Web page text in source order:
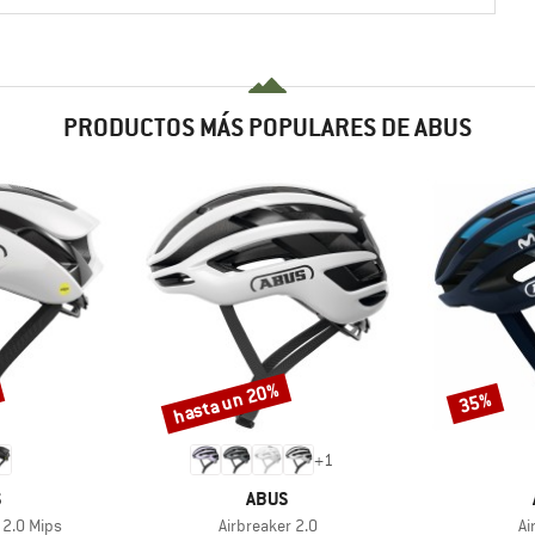
PRODUCTOS MÁS POPULARES DE ABUS
Mips
+1
MARCA
ABUS
Artículo
Airbreaker 2.0
Descuento
hasta un 20% Descuento
35%